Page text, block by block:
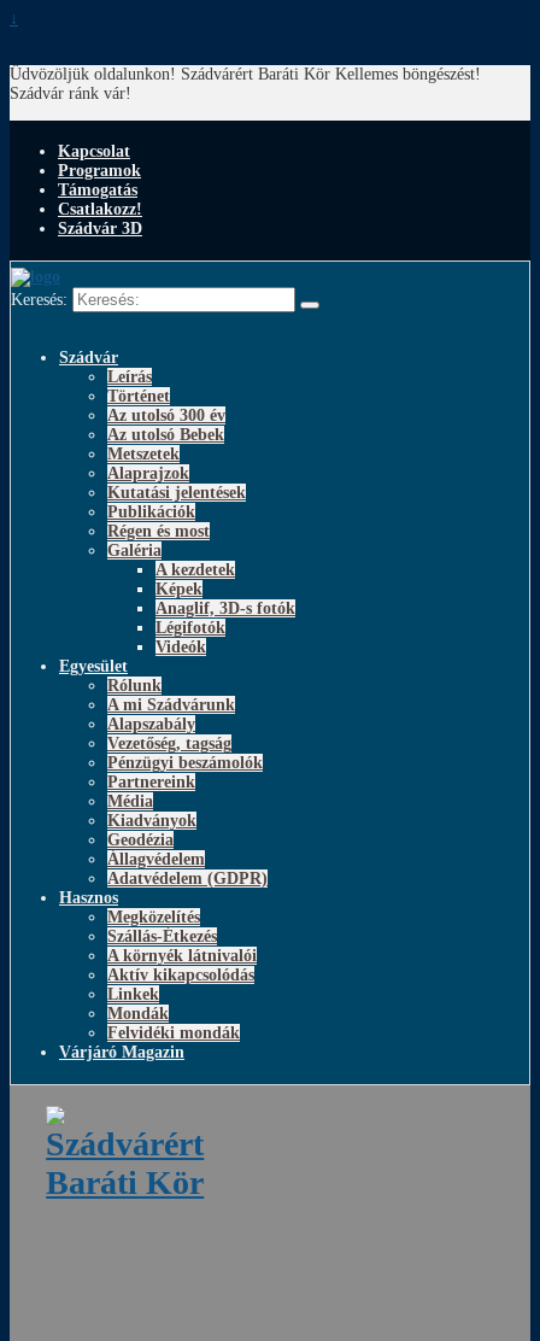
↓
Üdvözöljük oldalunkon! Szádvárért Baráti Kör Kellemes böngészést!
Szádvár ránk vár!
Kapcsolat
Programok
Támogatás
Csatlakozz!
Szádvár 3D
Keresés:
Szádvár
Leírás
Történet
Az utolsó 300 év
Az utolsó Bebek
Metszetek
Alaprajzok
Kutatási jelentések
Publikációk
Régen és most
Galéria
A kezdetek
Képek
Anaglif, 3D-s fotók
Légifotók
Videók
Egyesület
Rólunk
A mi Szádvárunk
Alapszabály
Vezetőség, tagság
Pénzügyi beszámolók
Partnereink
Média
Kiadványok
Geodézia
Állagvédelem
Adatvédelem (GDPR)
Hasznos
Megközelítés
Szállás-Étkezés
A környék látnivalói
Aktív kikapcsolódás
Linkek
Mondák
Felvidéki mondák
Várjáró Magazin